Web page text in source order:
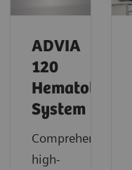
ADVIA
120
Hematology
System
Comprehensive
high-